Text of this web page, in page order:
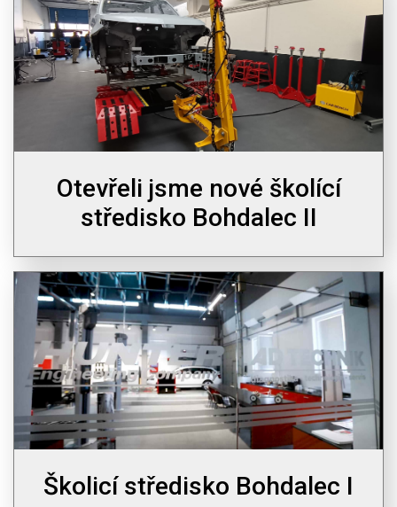
Otevřeli jsme nové školící
středisko Bohdalec II
Školicí středisko Bohdalec I